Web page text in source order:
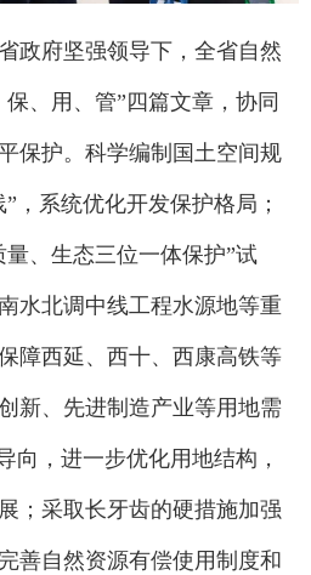
府坚强领导下，全省自然
、用、管”四篇文章，协同
保护。科学编制国土空间规
，系统优化开发保护格局；
、生态三位一体保护”试
水北调中线工程水源地等重
障西延、西十、西康高铁等
新、先进制造产业等用地需
向，进一步优化用地结构，
；采取长牙齿的硬措施加强
善自然资源有偿使用制度和